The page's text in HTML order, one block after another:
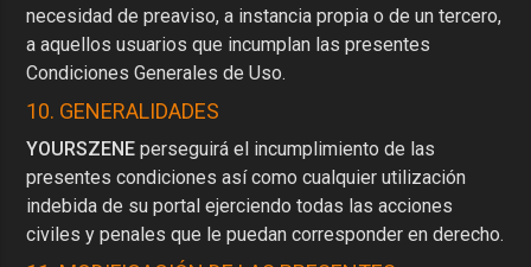
necesidad de preaviso, a instancia propia o de un tercero,
a aquellos usuarios que incumplan las presentes
Condiciones Generales de Uso.
10. GENERALIDADES
YOURSZENE perseguirá el incumplimiento de las
presentes condiciones así como cualquier utilización
indebida de su portal ejerciendo todas las acciones
civiles y penales que le puedan corresponder en derecho.